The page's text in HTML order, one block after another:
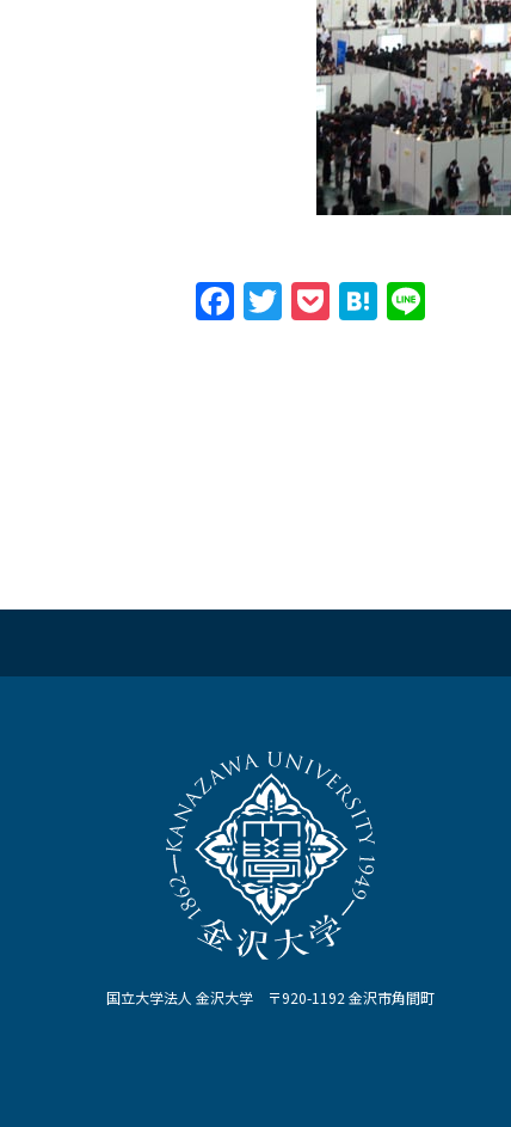
Facebook
Twitter
PocketHatena
国立大学法人 金沢大学 〒920-1192 金沢市角間町